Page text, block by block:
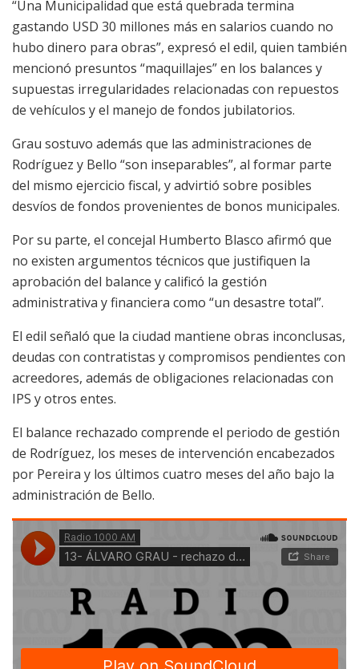
“Una Municipalidad que está quebrada termina
gastando USD 30 millones más en salarios cuando no
hubo dinero para obras”, expresó el edil, quien también
mencionó presuntos “maquillajes” en los balances y
supuestas irregularidades relacionadas con repuestos
de vehículos y el manejo de fondos jubilatorios.
Grau sostuvo además que las administraciones de
Rodríguez y Bello “son inseparables”, al formar parte
del mismo ejercicio fiscal, y advirtió sobre posibles
desvíos de fondos provenientes de bonos municipales.
Por su parte, el concejal Humberto Blasco afirmó que
no existen argumentos técnicos que justifiquen la
aprobación del balance y calificó la gestión
administrativa y financiera como “un desastre total”.
El edil señaló que la ciudad mantiene obras inconclusas,
deudas con contratistas y compromisos pendientes con
acreedores, además de obligaciones relacionadas con
IPS y otros entes.
El balance rechazado comprende el periodo de gestión
de Rodríguez, los meses de intervención encabezados
por Pereira y los últimos cuatro meses del año bajo la
administración de Bello.